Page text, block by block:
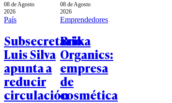
08 de Agosto
2026
País
Subsecretario
Luis Silva
apunta a
reducir
circulación
08 de Agosto
2026
Emprendedores
Brika
Organics:
empresa
de
cosmética